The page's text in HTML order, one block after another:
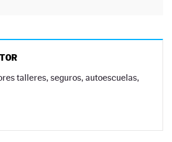
talleres, seguros, autoescuelas,